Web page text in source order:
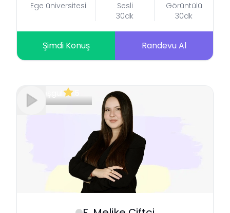
Ege üniversitesi
Sesli
30dk
Görüntülü
30dk
Şimdi Konuş Randevu Al